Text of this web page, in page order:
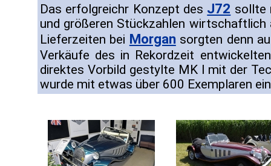
Das erfolgreichr Konzept des J72 sollte
und größeren Stückzahlen wirtschaftlich
Lieferzeiten bei Morgansorgten denn
Verkäufe des in Rekordzeit
direktes Vorbild gestylte MK I mit der
wurde mit etwas über 600 Exemplaren